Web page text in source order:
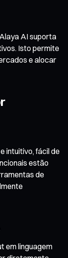
AI suporta
Isto permite
e alocar
intuitivo, fácil de
estão
de
em linguagem